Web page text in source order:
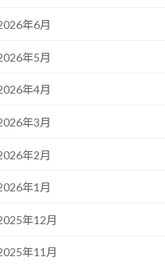
年6月
年5月
年4月
年3月
年2月
年1月
年12月
年11月